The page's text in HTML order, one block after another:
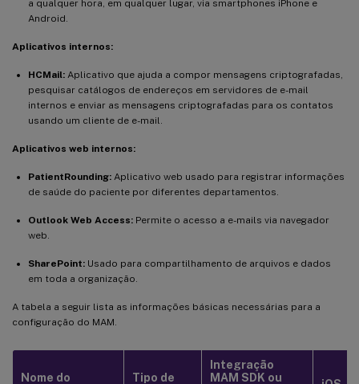
a qualquer hora, em qualquer lugar, via smartphones iPhone e
Android.
Aplicativos internos:
HCMail: Aplicativo que ajuda a compor mensagens criptografadas,
pesquisar catálogos de endereços em servidores de e-mail
internos e enviar as mensagens criptografadas para os contatos
usando um cliente de e-mail.
Aplicativos web internos:
PatientRounding: Aplicativo web usado para registrar informações
de saúde do paciente por diferentes departamentos.
Outlook Web Access: Permite o acesso a e-mails via navegador
web.
SharePoint: Usado para compartilhamento de arquivos e dados
em toda a organização.
A tabela a seguir lista as informações básicas necessárias para a
configuração do MAM.
Nome do
Tipo de
Integração
MAM SDK ou